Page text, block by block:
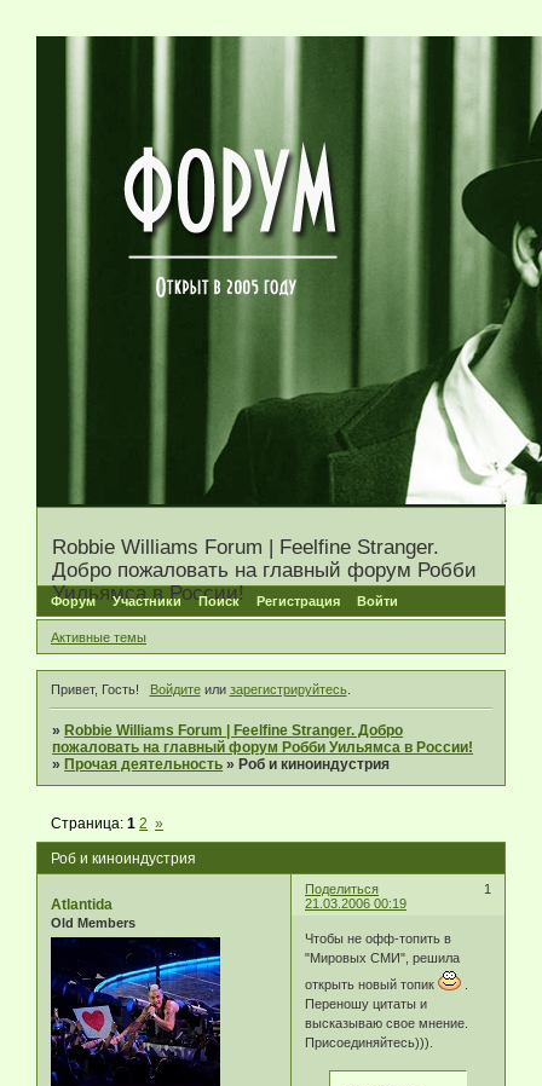
Robbie Williams Forum | Feelfine Stranger.
Добро пожаловать на главный форум Робби
Уильямса в России!
Форум Участники Поиск Регистрация Войти
Активные темы
Привет, Гость! Войдитеили зарегистрируйтесь.
» Robbie Williams Forum | Feelfine Stranger. Добро
пожаловать на главный форум Робби Уильямса в России!
» Прочая деятельность » Роб и киноиндустрия
Роб и киноиндустрия
Страница:1 2 »
Поделиться
1
21.03.2006 00:19
Atlantida
Old Members
Чтобы не офф-топить в
"Мировых СМИ", решила
открыть новый топик
Переношу цитаты и
высказываю свое мнение.
Присоединяйтесь))).